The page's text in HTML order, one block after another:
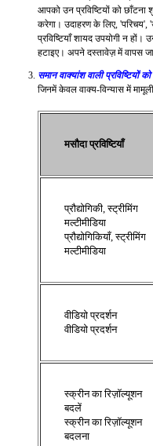
आपको उन प्रविष्टियों को छाँटना
करेगा। उदाहरण के लिए, 'परिचय',
प्रविष्टियाँ शायद उपयोगी न
हटाइए। अपने दस्तावेज़ में वापस
समान वाक्यांश वाली प्रविष्टियों
जिनमें केवल वाक्य-विन्यास में
मसौदा प्रविष्टियाँ
प्रौद्योगिकी, स्ट्रीमिंग
मल्टीमीडिया
प्रौद्योगिकियाँ, स्ट्रीमिंग
मल्टीमीडिया
वीडियो प्रदर्शन
वीडियो प्रदर्शन
स्क्रीन का रिज़ॉल्यूशन
बदलें
स्क्रीन का रिज़ॉल्यूशन
बदलना